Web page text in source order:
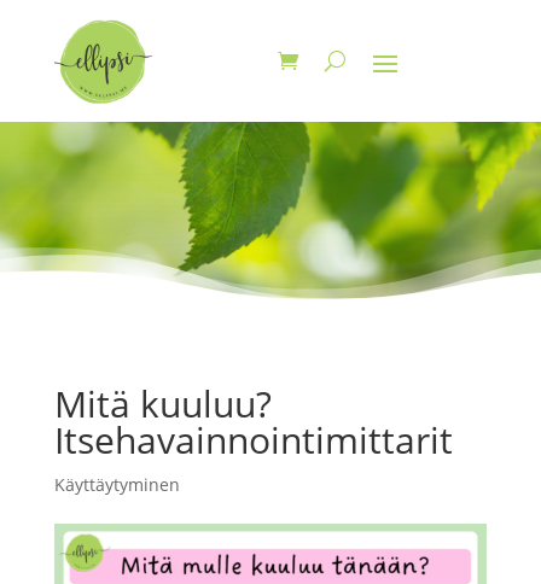
Mitä kuuluu?
Itsehavainnointimittarit
Käyttäytyminen